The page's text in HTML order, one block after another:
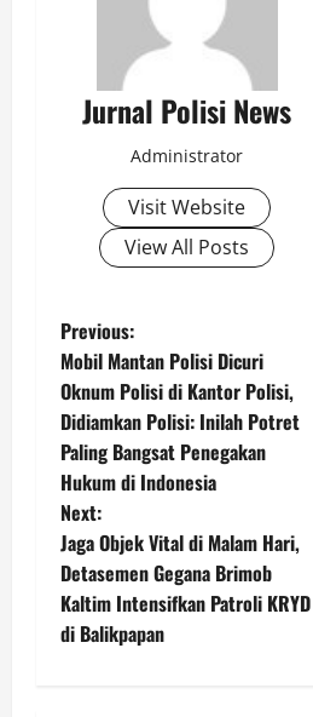
Jurnal Polisi News
Administrator
Visit Website
View All Posts
P
o
s
t
n
a
v
Previous:
Mobil Mantan Polisi Dicuri
Oknum Polisi di Kantor Polisi,
Didiamkan Polisi: Inilah Potret
Paling Bangsat Penegakan
Hukum di Indonesia
Next:
Jaga Objek Vital di Malam Hari,
Detasemen Gegana Brimob
Kaltim Intensifkan Patroli KRYD
di Balikpapan